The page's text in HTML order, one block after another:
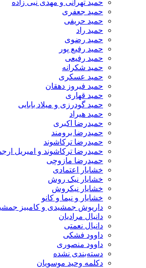
حمید تهرانی و مهدی نبی زاده
حمید جعفری
حمید حریفی
حمید راد
حمید رضوی
حمید رفیع پور
حمید رفیعی
حمید شکرانه
حمید عسکری
حمید فیروز دهقان
حمید قهاری
حمید گودرزی و میلاد بابایی
حمید هیراد
حمیدرضا اکبری
حمیدرضا برومند
حمیدرضا ترکاشوند
حمیدرضا ترکاشوند و امیریل
حمیدرضا مازوچی
خشایار اعتمادی
خشایار نیک روش
خشایار نیکروش
خشایار و نیما و کانو
داریوش جمشیدی و کامبیز
دانیال مرادیان
دانیال نعمتی
داوود فشکی
داوود منصوری
دسته‌بندی نشده
دکلمه وحید موسویان